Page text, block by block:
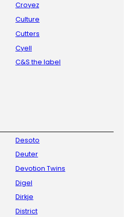
Croyez
Culture
Cutters
Cyell
C&S the label
Desoto
Deuter
Devotion Twins
Digel
Dirkje
District